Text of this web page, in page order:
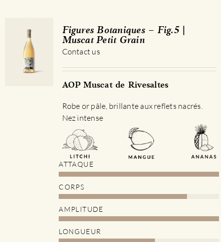
Figures Botaniques – Fig.5 |
Muscat Petit Grain
Contact us
AOP Muscat de Rivesaltes
Robe or pâle, brillante aux reflets nacrés.
Nez intense
ATTAQUE
CORPS
AMPLITUDE
LONGUEUR